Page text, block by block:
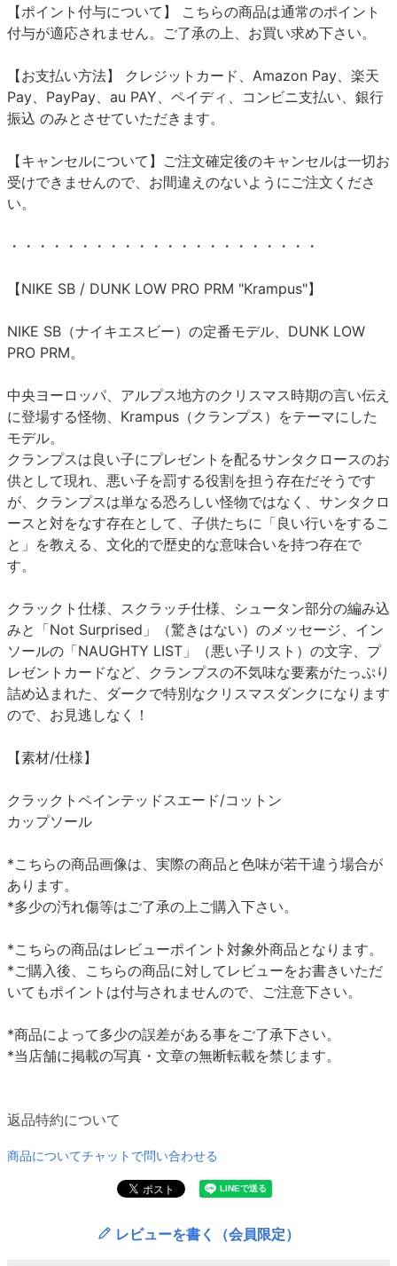
【ポイント付与について】 こちらの商品は通常のポイント
付与が適応されません。ご了承の上、お買い求め下さい。
【お支払い方法】 クレジットカード、Amazon Pay、楽天
Pay、PayPay、au PAY、ペイディ、コンビニ支払い、銀行
振込 のみとさせていただきます。
【キャンセルについて】ご注文確定後のキャンセルは一切お
受けできませんので、お間違えのないようにご注文くださ
い。
・・・・・・・・・・・・・・・・・・・・・・
【NIKE SB / DUNK LOW PRO PRM "Krampus"】
NIKE SB（ナイキエスビー）の定番モデル、DUNK LOW
PRO PRM。
中央ヨーロッパ、アルプス地方のクリスマス時期の言い伝え
に登場する怪物、Krampus（クランプス）をテーマにした
モデル。
クランプスは良い子にプレゼントを配るサンタクロースのお
供として現れ、悪い子を罰する役割を担う存在だそうです
が、クランプスは単なる恐ろしい怪物ではなく、サンタクロ
ースと対をなす存在として、子供たちに「良い行いをするこ
と」を教える、文化的で歴史的な意味合いを持つ存在で
す。
クラックト仕様、スクラッチ仕様、シュータン部分の編み込
みと「Not Surprised」（驚きはない）のメッセージ、イン
ソールの「NAUGHTY LIST」（悪い子リスト）の文字、プ
レゼントカードなど、クランプスの不気味な要素がたっぷり
詰め込まれた、ダークで特別なクリスマスダンクになります
ので、お見逃しなく！
【素材/仕様】
クラックトペインテッドスエード/コットン
カップソール
*こちらの商品画像は、実際の商品と色味が若干違う場合が
あります。
*多少の汚れ傷等はご了承の上ご購入下さい。
*こちらの商品はレビューポイント対象外商品となります。
*ご購入後、こちらの商品に対してレビューをお書きいただ
いてもポイントは付与されませんので、ご注意下さい。
*商品によって多少の誤差がある事をご了承下さい。
*当店舗に掲載の写真・文章の無断転載を禁じます。
返品特約について
商品についてチャットで問い合わせる
レビューを書く（会員限定）